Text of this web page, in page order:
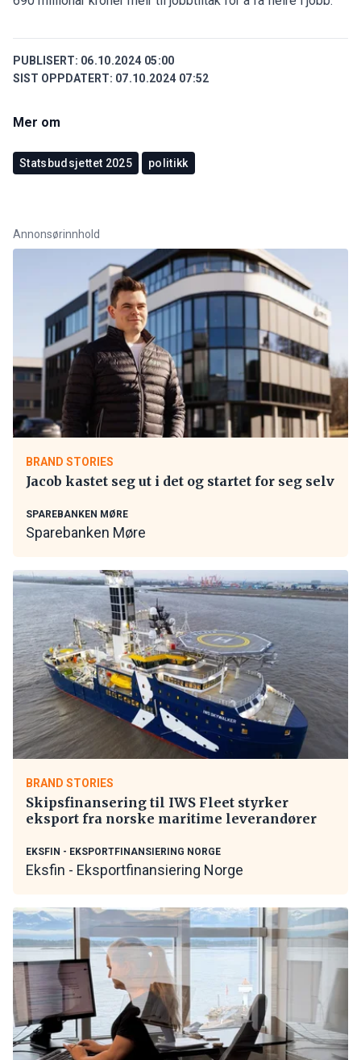
PUBLISERT: 06.10.2024 05:00
SIST OPPDATERT: 07.10.2024 07:52
Mer om
Statsbudsjettet 2025 politikk
Annonsørinnhold
BRAND STORIES
Jacob kastet seg ut i det og startet for seg selv
SPAREBANKEN MØRE
Sparebanken Møre
BRAND STORIES
Skipsfinansering til IWS Fleet styrker
eksport fra norske maritime leverandører
EKSFIN - EKSPORTFINANSIERING NORGE
Eksfin - Eksportfinansiering Norge